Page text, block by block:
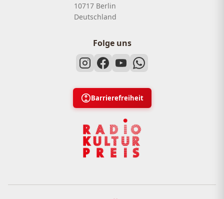
10717 Berlin
Deutschland
Folge uns
Barrierefreiheit